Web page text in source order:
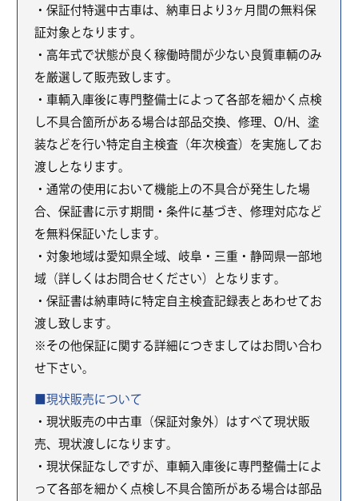
・保証付特選中古車は、納車日より3ヶ月間の無料保
証対象となります。
・高年式で状態が良く稼働時間が少ない良質車輌のみ
を厳選して販売致します。
・車輌入庫後に専門整備士によって各部を細かく点検
し不具合箇所がある場合は部品交換、修理、O/H、塗
装などを行い特定自主検査（年次検査）を実施してお
渡しとなります。
・通常の使用において機能上の不具合が発生した場
合、保証書に示す期間・条件に基づき、修理対応など
を無料保証いたします。
・対象地域は愛知県全域、岐阜・三重・静岡県一部地
域（詳しくはお問合せください）となります。
・保証書は納車時に特定自主検査記録表とあわせてお
渡し致します。
※その他保証に関する詳細につきましてはお問い合わ
せ下さい。
■現状販売について
・現状販売の中古車（保証対象外）はすべて現状販
売、現状渡しになります。
・現状保証なしですが、車輌入庫後に専門整備士によ
って各部を細かく点検し不具合箇所がある場合は部品